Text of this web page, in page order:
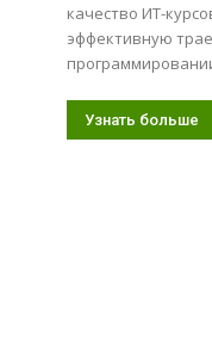
качество ИТ-
эффективную
Узнать больше